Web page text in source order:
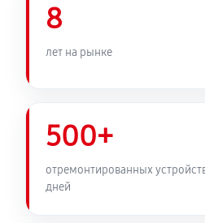
8
лет на рынке
500+
отремонтированных
дней